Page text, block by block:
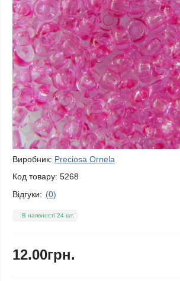
Виробник: Preciosa Ornela
Код товару: 5268
Відгуки: (0)
В наявності 24 шт.
12.00грн.